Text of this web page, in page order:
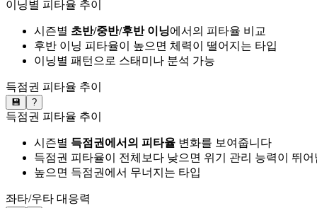
이닝별 피타율 추이
시즌별 초반/중반/후반 이닝에서의 피타율 비교
후반 이닝 피타율이 높으면 체력이 떨어지는 타입
이닝별 패턴으로 스태미나 분석 가능
득점권 피타율 추이
💾 ?
득점권 피타율 추이
시즌별 득점권에서의 피타율 변화를 보여줍니다
득점권 피타율이 전체보다 낮으면 위기 관리 능력이 뛰어
높으면 득점권에서 무너지는 타입
좌타/우타 대응력